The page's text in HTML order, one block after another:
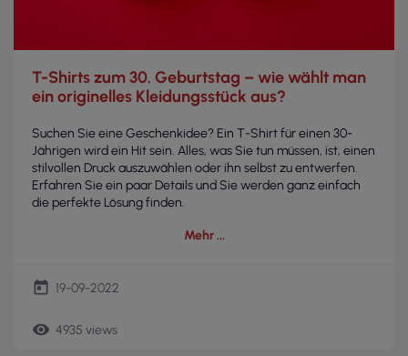
T-Shirts zum 30. Geburtstag – wie wählt man
ein originelles Kleidungsstück aus?
Suchen Sie eine Geschenkidee? Ein T-Shirt für einen 30-
Jährigen wird ein Hit sein. Alles, was Sie tun müssen, ist, einen
stilvollen Druck auszuwählen oder ihn selbst zu entwerfen.
Erfahren Sie ein paar Details und Sie werden ganz einfach
die perfekte Lösung finden.
Mehr
today 19-09-2022
remove_red_eye 4935 views